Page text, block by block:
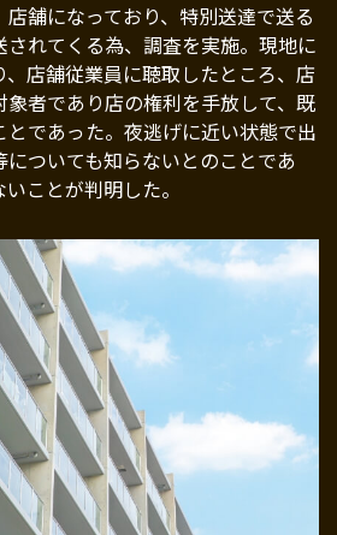
舗になっており、特別送達で送る
されてくる為、調査を実施。現地に
店舗従業員に聴取したところ、店
者であり店の権利を手放して、既
とであった。夜逃げに近い状態で出
ついても知らないとのことであ
ことが判明した。